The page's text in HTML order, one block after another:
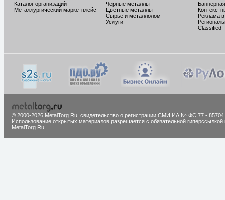
Каталог организаций
Металлургический маркетплейс
Черные металлы
Цветные металлы
Сырье и металлолом
Услуги
Реклама
Classified
© 2000-2026 MetalTorg.Ru, cвидетельство о регистрации СМИ ИА № ФС 77 - 85704
Использование открытых материалов разрешается с обязательной гиперссылкой
MetalTorg.Ru